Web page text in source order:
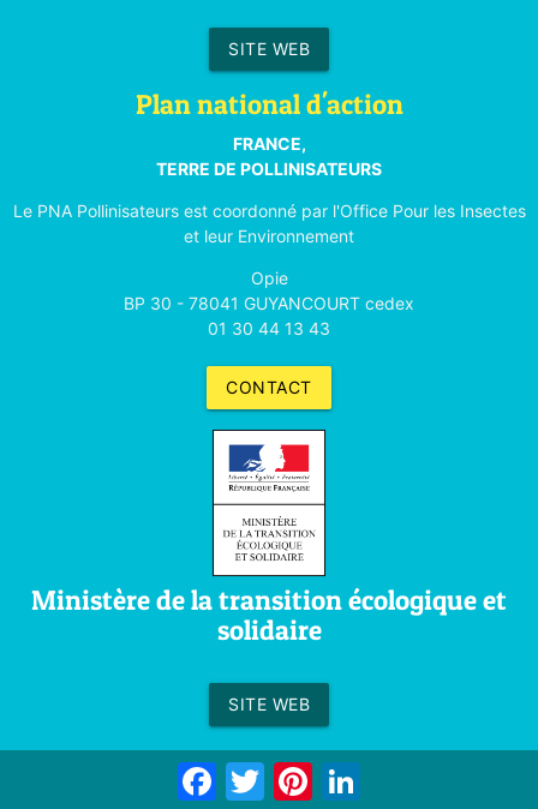
SITE WEB
Plan national d'action
FRANCE,
TERRE DE POLLINISATEURS
Le PNA Pollinisateurs est coordonné par l'Office Pour les Insectes
et leur Environnement
Opie
BP 30 - 78041 GUYANCOURT cedex
01 30 44 13 43
CONTACT
Ministère de la transition écologique et
solidaire
SITE WEB
Facebook
TwitterPinterest